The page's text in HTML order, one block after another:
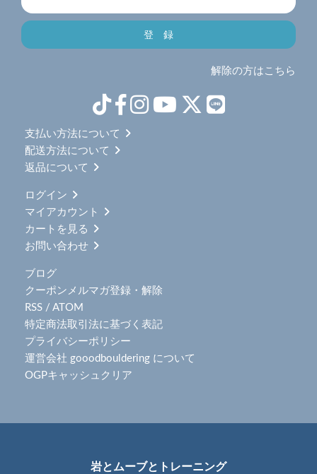
解除の方はこちら
支払い方法について
配送方法について
返品について
ログイン
マイアカウント
カートを見る
お問い合わせ
ブログ
クーポンメルマガ登録・解除
RSS / ATOM
特定商法取引法に基づく表記
プライバシーポリシー
運営会社 gooodbouldering について
OGPキャッシュクリア
岩とムーブとトレーニング